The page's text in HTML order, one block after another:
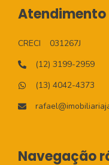
Atendimento
CRECI
031267J
(12) 3199-2959
(13) 4042-4373
Navegação